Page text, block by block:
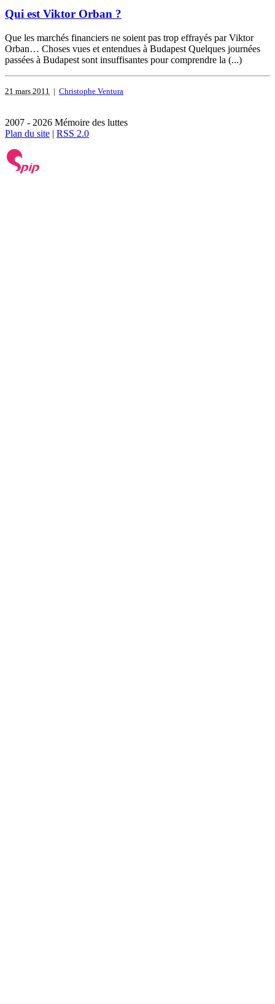
Qui est Viktor Orban ?
Que les marchés financiers ne soient pas trop effrayés par Viktor
Orban… Choses vues et entendues à Budapest Quelques journées
passées à Budapest sont insuffisantes pour comprendre la (...)
21 mars 2011 | Christophe Ventura
2007 - 2026 Mémoire des luttes
Plan du site | RSS 2.0